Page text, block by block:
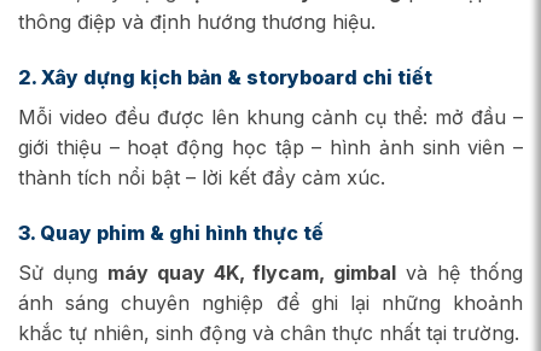
thông điệp và định hướng thương hiệu.
2. Xây dựng kịch bản & storyboard chi tiết
Mỗi video đều được lên khung cảnh cụ thể: mở đầu –
giới thiệu – hoạt động học tập – hình ảnh sinh viên –
thành tích nổi bật – lời kết đầy cảm xúc.
3. Quay phim & ghi hình thực tế
Sử dụng máy quay 4K, flycam, gimbal và hệ thống
ánh sáng chuyên nghiệp để ghi lại những khoảnh
khắc tự nhiên, sinh động và chân thực nhất tại trường.